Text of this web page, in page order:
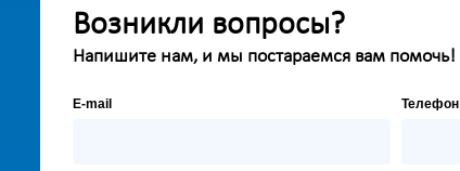
Возникли вопросы?
Напишите нам, и мы постараемся вам помочь!
E-mail Телефон